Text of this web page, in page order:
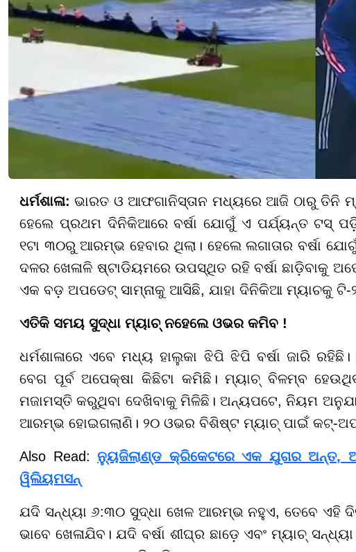
ଧର୍ମଶାଳା:ଭାରତ ଓ ଆଫଗାନିସ୍ତାନ ମଧ୍ୟରେ ଆଜି ଠାରୁ
ହେଲେ ପ୍ରଥମ ଦିନିକିଆରେ ବର୍ଷା ଯୋଗୁଁ ଏ ପର୍ଯ୍ୟନ୍ତ ଟସ୍
୧ଟା ୩୦ରୁ ଆରମ୍ଭ ହେବାର ଥିଲା। ହେଲେ ଲଗାତାର ବର୍ଷା
ଦଳର ଖେଳାଳି ଷ୍ଟାଡିୟମରେ ଉପସ୍ଥିତ ରହି ବର୍ଷା ଛାଡ଼ିବାକୁ
ଏକ ବଡ଼ ଅପଡେଟ୍ ସାମ୍ନାକୁ ଆସିଛି, ଯାହା ଦିନିକିଆ ମ୍ୟାଚକୁ ଟି-
ଏତିକି ସମୟ ସୁଦ୍ଧା ମ୍ୟାଚ୍ ନହେଲେ ଓଭର କମିବ !
ଧର୍ମଶାଳାରେ ଏବେ ମଧ୍ୟ ହାଲୁକା ଝିପି ଝିପି ବର୍ଷା ଜାରି
ବେଗ ପୂର୍ବ ଅପେକ୍ଷା କିଛିଟା କମିଛି। ମ୍ୟାଚ୍ ବିଳମ୍ବ
ମଜାମସ୍ତି କରୁଥିବା ଦେଖିବାକୁ ମିଳିଛି। ଅନ୍ୟପଟେ, ନିୟମ
ଆରମ୍ଭ ହୋଇଗଲାଣି। ୨୦ ଓଭର ବିଶିଷ୍ଟ ମ୍ୟାଚ୍ ପାଇଁ କଟ୍-
Also Read:ନ୍ୟୁଜିଲାଣ୍ଡ କ୍ରିକେଟରେ ଏକ ଯୁଗର ଅନ୍ତ,
ୱିଲିୟମସନ୍
ଯଦି ସନ୍ଧ୍ୟା ୬:୩୦ ସୁଦ୍ଧା ଖେଳ ଆରମ୍ଭ ନହୁଏ, ତେବେ ଏହି
ଭାବେ ଖେଳାଯିବ। ଯଦି ବର୍ଷା ଶୀଘ୍ର ଛାଡ଼େ ଏବଂ ମ୍ୟାଚ୍